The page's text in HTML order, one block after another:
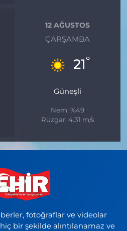
12 AĞUSTOS
ÇARŞAMBA
21°
Güneşli
Nem: %49
Rüzgar: 4.31 m/s
fotoğraflar ve videolar
bir şekilde alıntılanamaz ve